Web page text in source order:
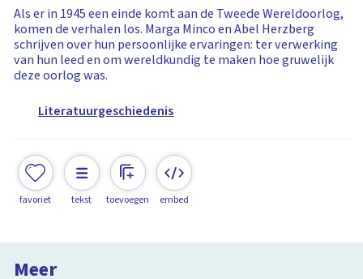
Als er in 1945 een einde komt aan de Tweede Wereldoorlog,
komen de verhalen los. Marga Minco en Abel Herzberg
schrijven over hun persoonlijke ervaringen: ter verwerking
van hun leed en om wereldkundig te maken hoe gruwelijk
deze oorlog was.
Literatuurgeschiedenis
favoriet tekst toevoegen embed
Meer